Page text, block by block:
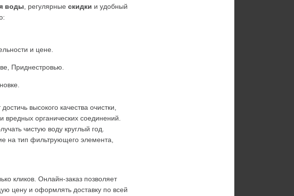
воды , регулярные скидки и удобный
и цене.
Приднестровью.
высокого качества очистки,
органических соединений.
чистую воду круглый год.
на тип фильтрующего элемента,
кликов. Онлайн-заказ позволяет
цену и оформлять доставку по всей